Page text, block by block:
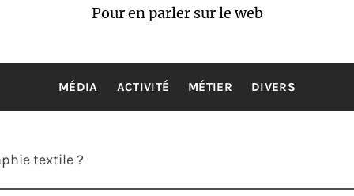
Pour en parler sur le web
MÉDIA ACTIVITÉ MÉTIER DIVERS
textile ?